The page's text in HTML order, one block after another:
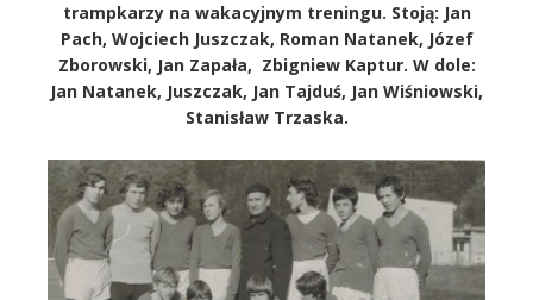
trampkarzy na wakacyjnym treningu. Stoją: Jan
Pach, Wojciech Juszczak, Roman Natanek, Józef
Zborowski, Jan Zapała, Zbigniew Kaptur. W dole:
Jan Natanek, Juszczak, Jan Tajduś, Jan Wiśniowski,
Stanisław Trzaska.